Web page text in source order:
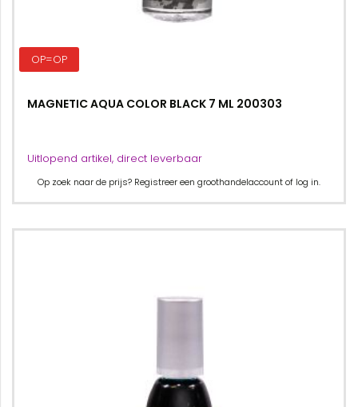
OP=OP
MAGNETIC AQUA COLOR BLACK 7 ML 200303
Uitlopend artikel, direct leverbaar
Op zoek naar de prijs? Registreer een groothandelaccount of log in.